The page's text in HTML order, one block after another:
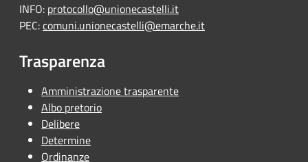
INFO: protocollo@unionecastelli.it
PEC:comuni.unionecastelli@emarche.it
Trasparenza
Amministrazione trasparente
Albo pretorio
Delibere
Determine
Ordinanze